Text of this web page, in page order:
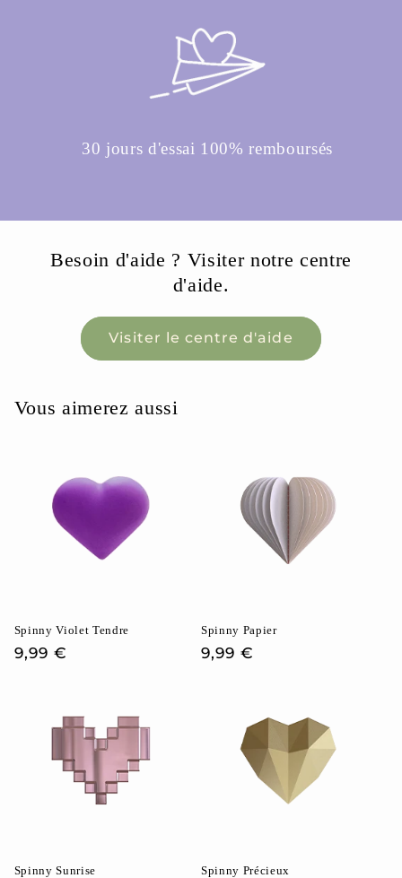
30 jours d'essai 100% remboursés
Besoin d'aide ? Visiter notre centre
d'aide.
Visiter le centre d'aide
Vous aimerez aussi
Spinny Violet Tendre
Prix
9,99 €
Spinny Papier
Prix
9,99 €
Spinny Sunrise Spinny Précieux